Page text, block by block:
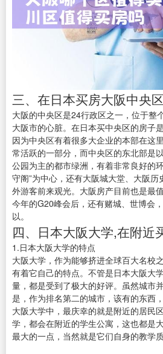
三、在日本买房大阪中央
大阪的中央区是24行政区之一，位于整
大阪市的心脏。在日本买中央区的房子是
因为中央区有着很多大企业的本部在这
常活跃的一部分，而中央区的东北部是
公园为主的都市绿洲，有着非常良好的
守阁”为中心，还有大阪城大堂、大阪
外游客前来观光。大阪房产目前也是最
今年的G20峰会后，还有赌城、世博会
以。
四、日本大阪大学,在附近
1.日本大阪大学的特点
大阪大学，作为能够挤进全球百大名校
有着它自己的特点。不管是日本大阪大
量，都是受到了极大的好评。虽然城市
是，作为排名第二的城市，该有的东西
大阪大学中，最庆幸的就是附近的居民
学，都会在附近的学生公寓，这也都是
最大的一点，当然就是它们自身的教学质